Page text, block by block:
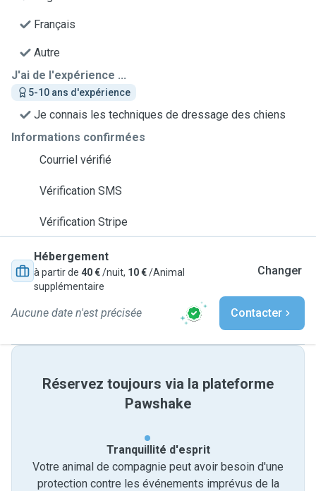
Français
Autre
J'ai de l'expérience ...
5-10 ans d'expérience
Je connais les techniques de dressage des chiens
Informations confirmées
Courriel vérifié
Vérification SMS
Vérification Stripe
Hébergement
à partir de 40 €/nuit, 10 €/Animal
supplémentaire
Changer
Aucune date n'est précisée Contacter
Réservez toujours via la plateforme
Pawshake
Tranquillité d'esprit
Votre animal de compagnie peut avoir besoin d'une
protection contre les événements imprévus de la